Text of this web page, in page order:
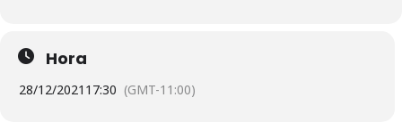
Hora
28/12/2021 17:30 (GMT-11:00)